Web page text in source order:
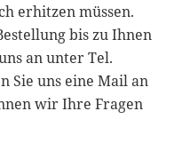
erhitzen müssen.
bis zu Ihnen
an unter Tel.
Sie uns eine Mail an
wir Ihre Fragen